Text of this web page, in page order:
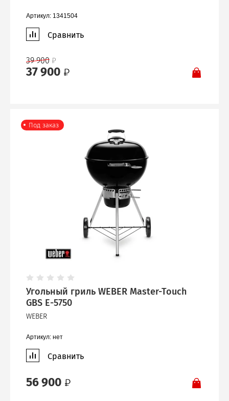
Артикул: 1341504
Сравнить
39 900
37 900
Под заказ
Угольный гриль WEBER Master-Touch
GBS E-5750
WEBER
Артикул: нет
Сравнить
56 900